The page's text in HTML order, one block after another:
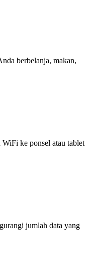
berbelanja, makan,
ke ponsel atau tablet
jumlah data yang